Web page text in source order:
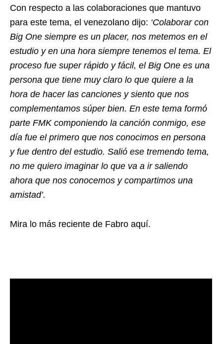
Con respecto a las colaboraciones que mantuvo
para este tema, el venezolano dijo: ‘Colaborar con
Big One siempre es un placer, nos metemos en el
estudio y en una hora siempre tenemos el tema. El
proceso fue super rápido y fácil, el Big One es una
persona que tiene muy claro lo que quiere a la
hora de hacer las canciones y siento que nos
complementamos súper bien. En este tema formó
parte FMK componiendo la canción conmigo, ese
día fue el primero que nos conocimos en persona
y fue dentro del estudio. Salió ese tremendo tema,
no me quiero imaginar lo que va a ir saliendo
ahora que nos conocemos y compartimos una
amistad’.
Mira lo más reciente de Fabro aquí.